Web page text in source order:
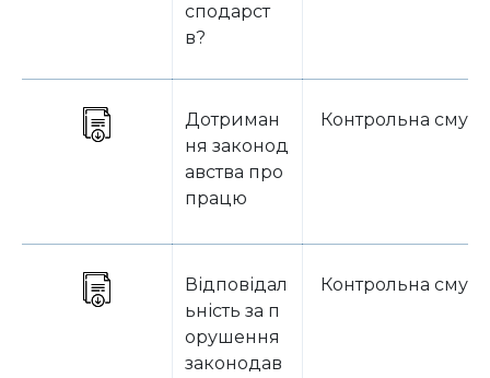
сподарст
в?
Дотриман
ня законод
авства про
працю
Контрольна смуга
Відповідал
ьність за п
орушення
законодав
Контрольна смуга